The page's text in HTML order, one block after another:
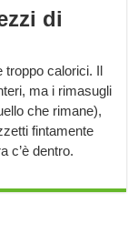
di
troppo calorici. Il
ma i rimasugli
che rimane),
fintamente
c’è dentro.